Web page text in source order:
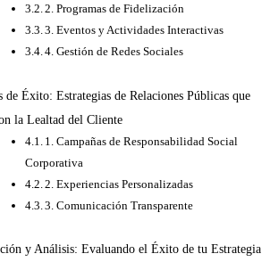
2. Programas de Fidelización
3. Eventos y Actividades Interactivas
4. Gestión de Redes Sociales
de Éxito: Estrategias de Relaciones Públicas que
la Lealtad del Cliente
1. Campañas de Responsabilidad Social
Corporativa
2. Experiencias Personalizadas
3. Comunicación Transparente
y Análisis: Evaluando el Éxito de tu Estrategia